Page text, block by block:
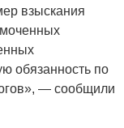
взыскания
обязанность по
— сообщили